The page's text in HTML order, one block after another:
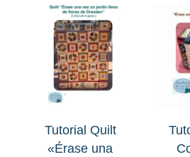
los
últimos
Tutorial Quilt
«Érase una